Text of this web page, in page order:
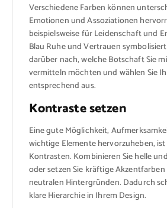
Verschiedene Farben können
Emotionen und Assoziationen
beispielsweise für Leidenschaft und
Blau Ruhe und Vertrauen
darüber nach, welche Botschaft Sie
vermitteln möchten und wählen Sie
entsprechend aus.
Kontraste setzen
Eine gute Möglichkeit,
wichtige Elemente hervorzuheben,
Kontrasten. Kombinieren Sie helle
oder setzen Sie kräftige
neutralen Hintergründen. Dadurch
klare Hierarchie in Ihrem Design.